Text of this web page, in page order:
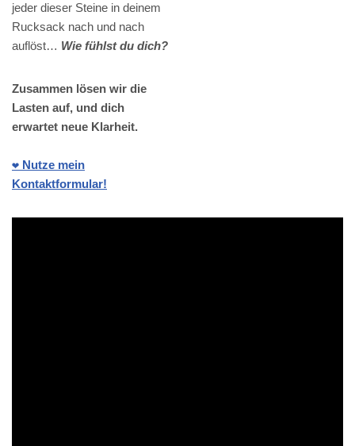
jeder dieser Steine in deinem
Rucksack nach und nach
auflöst… Wie fühlst du dich?
Zusammen lösen wir die
Lasten auf, und dich
erwartet neue Klarheit.
❤️ Nutze mein
Kontaktformular!